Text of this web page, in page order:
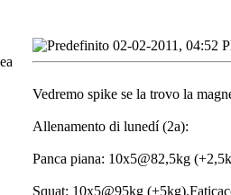
02-02-2011, 04:52
Vedremo spike se la trovo la
Allenamento di lunedí (2a):
Panca piana: 10x5@82,5kg
Squat: 10x5@95kg